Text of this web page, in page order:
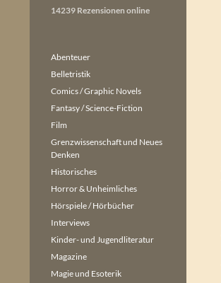
14239 Rezensionen online
Abenteuer
Belletristik
Comics / Graphic Novels
Fantasy / Science-Fiction
Film
Grenzwissenschaft und Neues
Denken
Historisches
Horror & Unheimliches
Hörspiele / Hörbücher
Interviews
Kinder- und Jugendliteratur
Magazine
Magie und Esoterik